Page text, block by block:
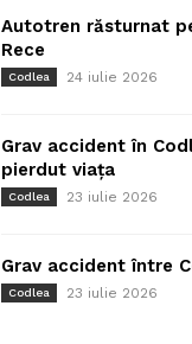
Autotren răsturnat
Rece
Codlea 24 iulie 2026
Grav accident în
pierdut viața
Codlea 23 iulie 2026
Grav accident între
Codlea 23 iulie 2026